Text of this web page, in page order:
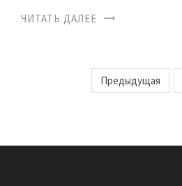
ЧИТАТЬ ДАЛЕЕ
Предыдущая